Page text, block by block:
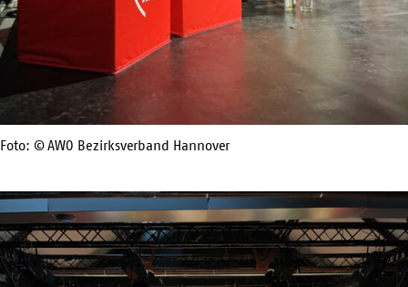
Foto: © AWO Bezirksverband Hannover